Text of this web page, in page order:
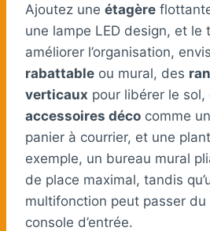
Ajoutez une étagère
une lampe LED design, et le
améliorer l’organisation,
rabattable ou mural, des
verticaux pour libérer le sol,
accessoires déco comme
panier à courrier, et une
exemple, un bureau mural
de place maximal, tandis
multifonction peut passer du
console d’entrée.